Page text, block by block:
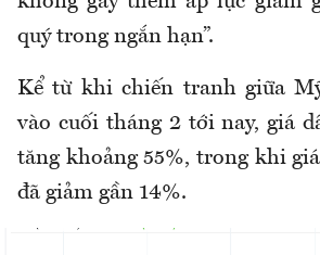
quý trong ngắn hạn”.
Kể từ khi chiến tranh giữa
vào cuối tháng 2 tới nay, giá
tăng khoảng 55%, trong khi
đã giảm gần 14%.